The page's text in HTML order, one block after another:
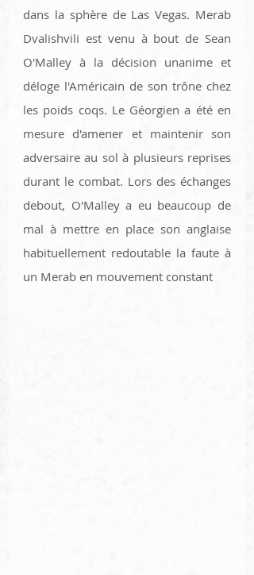
dans la sphère de Las Vegas. Merab
Dvalishvili est venu à bout de Sean
O'Malley à la décision unanime et
déloge l'Américain de son trône chez
les poids coqs. Le Géorgien a été en
mesure d'amener et maintenir son
adversaire au sol à plusieurs reprises
durant le combat. Lors des échanges
debout, O'Malley a eu beaucoup de
mal à mettre en place son anglaise
habituellement redoutable la faute à
un Merab en mouvement constant